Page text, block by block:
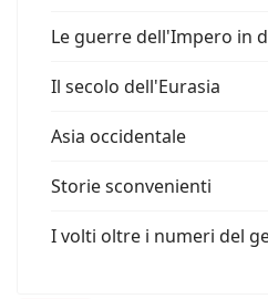
Le guerre dell'Impero in
Il secolo dell'Eurasia
Asia occidentale
Storie sconvenienti
I volti oltre i numeri del